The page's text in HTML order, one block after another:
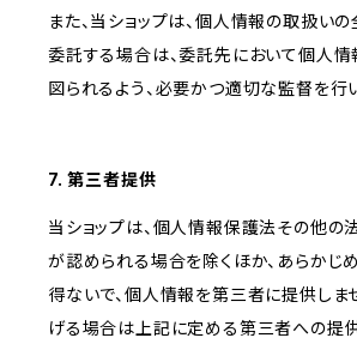
また、当ショップは、個人情報の取扱い
委託する場合は、委託先において個人
図られるよう、必要かつ適切な監督を行
7. 第三者提供
当ショップは、個人情報保護法その他の
が認められる場合を除くほか、あらかじ
得ないで、個人情報を第三者に提供しま
げる場合は上記に定める第三者への提